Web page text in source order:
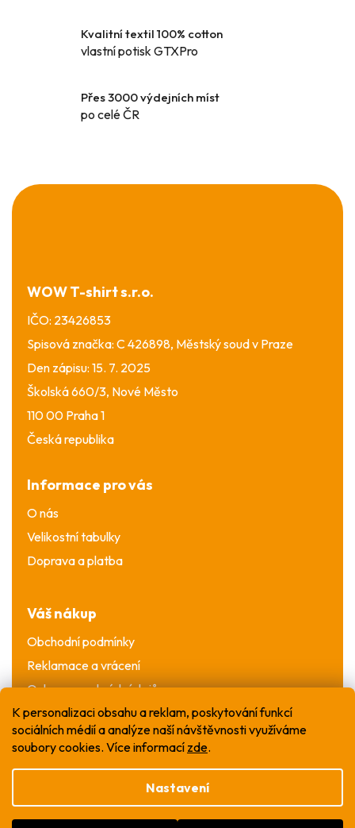
K personalizaci obsahu a reklam, poskytování funkcí
sociálních médií a analýze naší návštěvnosti využíváme
soubory cookies. Více informací zde.
Nastavení
p
i
u
Kvalitní textil 100% cotton
vlastní potisk GTXPro
Přes 3000 výdejních míst
po celé ČR
Z
á
WOW T-shirt s.r.o.
IČO: 23426853
Spisová značka: C 426898, Městský soud v Praze
Den zápisu: 15. 7. 2025
Školská 660/3, Nové Město
110 00 Praha 1
Česká republika
Informace pro vás
O nás
Velikostní tabulky
Doprava a platba
Váš nákup
Obchodní podmínky
Reklamace a vrácení
Ochrana osobních údajů
Vytvořil Shoptet